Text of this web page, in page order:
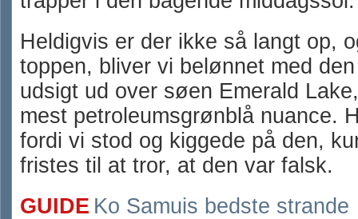
Heldigvis er der ikke så langt op,
toppen, bliver vi belønnet med
udsigt ud over søen Emerald
mest petroleumsgrønblå nuance.
fordi vi stod og kiggede på den,
fristes til at tror, at den var falsk.
GUIDE Ko Samuis bedste strande